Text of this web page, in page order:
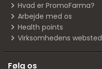
Hvad er PromoFarma?
Arbejde med os
Health points
Virksomhedens websted
Følg os